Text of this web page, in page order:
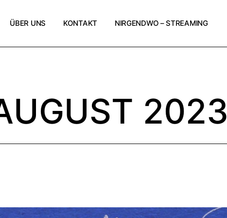
ÜBER UNS KONTAKT NIRGENDWO – STREAMING
2023